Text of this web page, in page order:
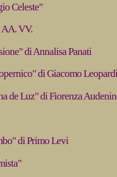
Celeste"
VV.
di Annalisa Panati
di Giacomo Leopardi
de Luz" di Fiorenza
di Primo Levi